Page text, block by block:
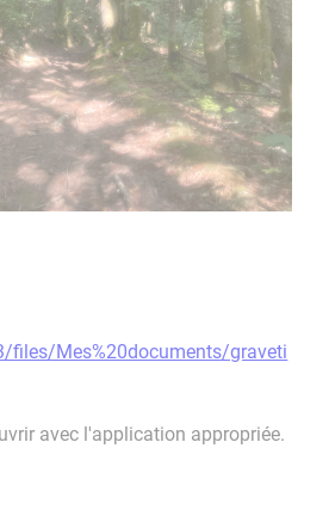
files/Mes%20documents/graveti
avec l'application appropriée.